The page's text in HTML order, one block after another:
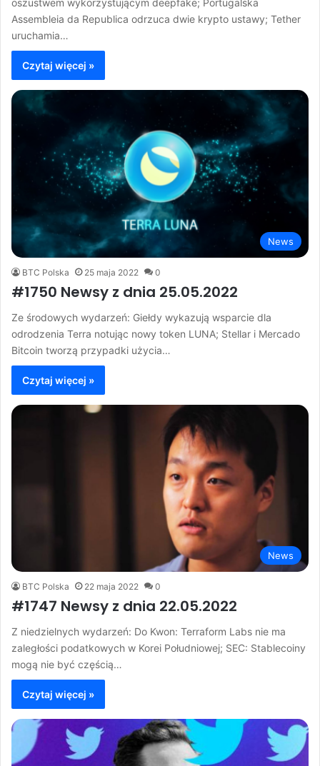
oszustwem wykorzystującym deepfake; Portugalska
Assembleia da Republica odrzuca dwie krypto ustawy; Tether
uruchamia…
Czytaj więcej »
News
BTC Polska 25 maja 2022 0
#1750 Newsy z dnia 25.05.2022
Ze środowych wydarzeń: Giełdy wykazują wsparcie dla
odrodzenia Terra notując nowy token LUNA; Stellar i Mercado
Bitcoin tworzą przypadki użycia…
Czytaj więcej »
News
BTC Polska 22 maja 2022 0
#1747 Newsy z dnia 22.05.2022
Z niedzielnych wydarzeń: Do Kwon: Terraform Labs nie ma
zaległości podatkowych w Korei Południowej; SEC: Stablecoiny
mogą nie być częścią…
Czytaj więcej »